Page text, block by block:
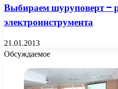
Выбираем шуруповерт –
электроинструмента
21.01.2013
Обсуждаемое